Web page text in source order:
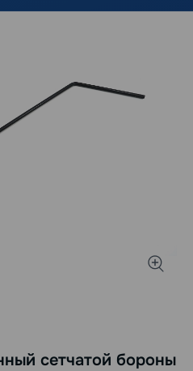
сетчатой бороны